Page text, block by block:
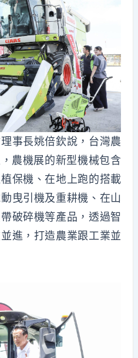
事長姚倍欽說，台灣農
農機展的新型機械包含
保機、在地上跑的搭載
曳引機及重耕機、在山
破碎機等產品，透過智
進，打造農業跟工業並